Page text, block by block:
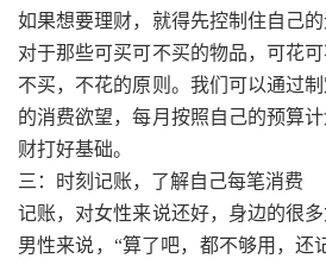
如果想要理财，就得先控制住自己的
对于那些可买可不买的物品，可花
不买，不花的原则。我们可以通过
的消费欲望，每月按照自己的预算
财打好基础。
三：时刻记账，了解自己每笔消费
记账，对女性来说还好，身边的很
男性来说，“算了吧，都不够用，还